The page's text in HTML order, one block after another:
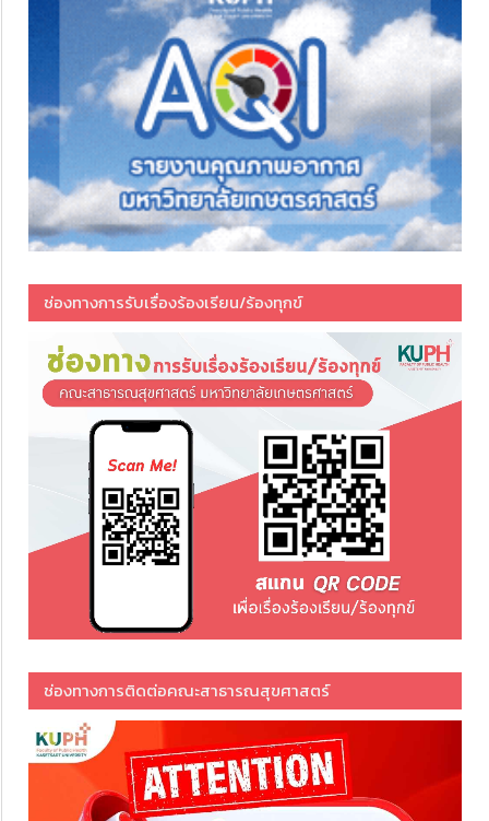
ช่องทางการรับเรื่องร้องเรียน/ร้องทุกข์
ช่องทางการติดต่อคณะสาธารณสุขศาสตร์